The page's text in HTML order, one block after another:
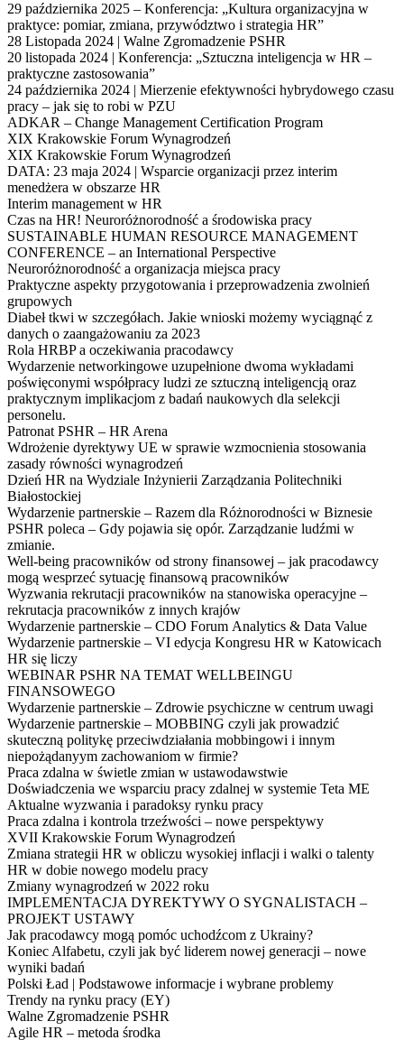
29 października 2025 – Konferencja: „Kultura organizacyjna w
praktyce: pomiar, zmiana, przywództwo i strategia HR”
28 Listopada 2024 | Walne Zgromadzenie PSHR
20 listopada 2024 | Konferencja: „Sztuczna inteligencja w HR –
praktyczne zastosowania”
24 października 2024 | Mierzenie efektywności hybrydowego czasu
pracy – jak się to robi w PZU
ADKAR – Change Management Certification Program
XIX Krakowskie Forum Wynagrodzeń
XIX Krakowskie Forum Wynagrodzeń
DATA: 23 maja 2024 | Wsparcie organizacji przez interim
menedżera w obszarze HR
Interim management w HR
Czas na HR! Neuroróżnorodność a środowiska pracy
SUSTAINABLE HUMAN RESOURCE MANAGEMENT
CONFERENCE – an International Perspective
Neuroróżnorodność a organizacja miejsca pracy
Praktyczne aspekty przygotowania i przeprowadzenia zwolnień
grupowych
Diabeł tkwi w szczegółach. Jakie wnioski możemy wyciągnąć z
danych o zaangażowaniu za 2023
Rola HRBP a oczekiwania pracodawcy
Wydarzenie networkingowe uzupełnione dwoma wykładami
poświęconymi współpracy ludzi ze sztuczną inteligencją oraz
praktycznym implikacjom z badań naukowych dla selekcji
personelu.
Patronat PSHR – HR Arena
Wdrożenie dyrektywy UE w sprawie wzmocnienia stosowania
zasady równości wynagrodzeń
Dzień HR na Wydziale Inżynierii Zarządzania Politechniki
Białostockiej
Wydarzenie partnerskie – Razem dla Różnorodności w Biznesie
PSHR poleca – Gdy pojawia się opór. Zarządzanie ludźmi w
zmianie.
Well-being pracowników od strony finansowej – jak pracodawcy
mogą wesprzeć sytuację finansową pracowników
Wyzwania rekrutacji pracowników na stanowiska operacyjne –
rekrutacja pracowników z innych krajów
Wydarzenie partnerskie – CDO Forum Analytics & Data Value
Wydarzenie partnerskie – VI edycja Kongresu HR w Katowicach
HR się liczy
WEBINAR PSHR NA TEMAT WELLBEINGU
FINANSOWEGO
Wydarzenie partnerskie – Zdrowie psychiczne w centrum uwagi
Wydarzenie partnerskie – MOBBING czyli jak prowadzić
skuteczną politykę przeciwdziałania mobbingowi i innym
niepożądanyym zachowaniom w firmie?
Praca zdalna w świetle zmian w ustawodawstwie
Doświadczenia we wsparciu pracy zdalnej w systemie Teta ME
Aktualne wyzwania i paradoksy rynku pracy
Praca zdalna i kontrola trzeźwości – nowe perspektywy
XVII Krakowskie Forum Wynagrodzeń
Zmiana strategii HR w obliczu wysokiej inflacji i walki o talenty
HR w dobie nowego modelu pracy
Zmiany wynagrodzeń w 2022 roku
IMPLEMENTACJA DYREKTYWY O SYGNALISTACH –
PROJEKT USTAWY
Jak pracodawcy mogą pomóc uchodźcom z Ukrainy?
Koniec Alfabetu, czyli jak być liderem nowej generacji – nowe
wyniki badań
Polski Ład | Podstawowe informacje i wybrane problemy
Trendy na rynku pracy (EY)
Walne Zgromadzenie PSHR
Agile HR – metoda środka